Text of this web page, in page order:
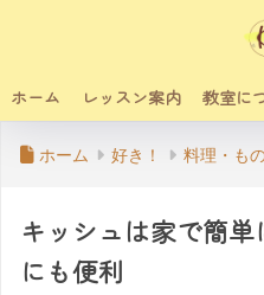
ホーム レッスン案内 教室に
ホーム 好き！ 料理・も
キッシュは家で簡
にも便利